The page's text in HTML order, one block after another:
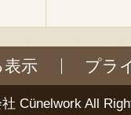
表示 プラ
Cünelwork All